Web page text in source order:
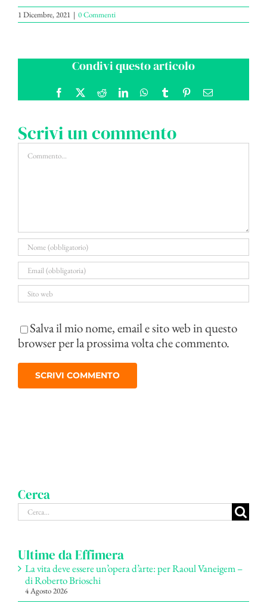
1 Dicembre, 2021 | 0 Commenti
Condivi questo articolo
Facebook RedditLinkedInWhatsApp
Tumblr PinterestEmail
Scrivi un commento
Commento
Salva il mio nome, email e sito web in questo
browser per la prossima volta che commento.
Cerca
Cerca
per:
Ultime da Effimera
La vita deve essere un’opera d’arte: per Raoul Vaneigem –
di Roberto Brioschi
4 Agosto 2026